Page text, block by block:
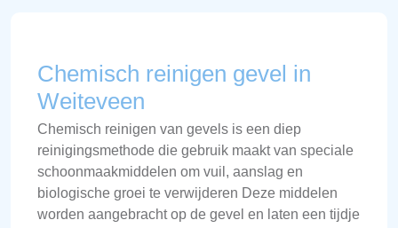
Chemisch reinigen gevel in
Weiteveen
Chemisch reinigen van gevels is een diep
reinigingsmethode die gebruik maakt van speciale
schoonmaakmiddelen om vuil, aanslag en
biologische groei te verwijderen Deze middelen
worden aangebracht op de gevel en laten een tijdje